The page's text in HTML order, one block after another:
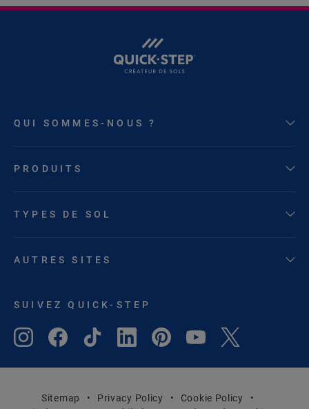
QUI SOMMES-NOUS ?
PRODUITS
TYPES DE SOL
AUTRES SITES
SUIVEZ QUICK-STEP
Sitemap Privacy Policy
Cookie Policy